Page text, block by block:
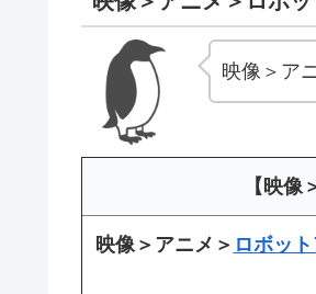
映像＞ア
【映
映像＞アニメ＞ ロボッ